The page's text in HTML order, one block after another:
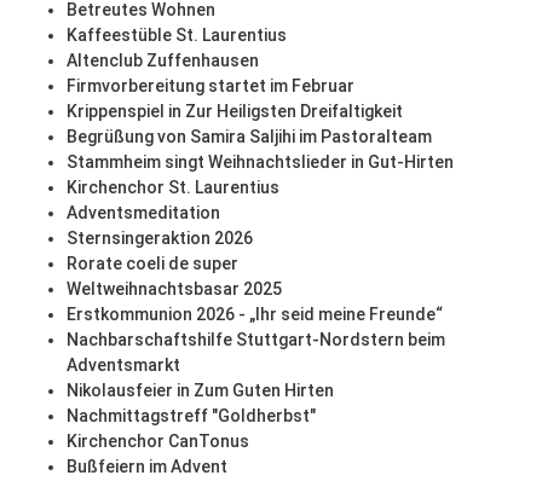
Betreutes Wohnen
Kaffeestüble St. Laurentius
Altenclub Zuffenhausen
Firmvorbereitung startet im Februar
Krippenspiel in Zur Heiligsten Dreifaltigkeit
Begrüßung von Samira Saljihi im Pastoralteam
Stammheim singt Weihnachtslieder in Gut-Hirten
Kirchenchor St. Laurentius
Adventsmeditation
Sternsingeraktion 2026
Rorate coeli de super
Weltweihnachtsbasar 2025
Erstkommunion 2026 - „Ihr seid meine Freunde“
Nachbarschaftshilfe Stuttgart-Nordstern beim
Adventsmarkt
Nikolausfeier in Zum Guten Hirten
Nachmittagstreff "Goldherbst"
Kirchenchor CanTonus
Bußfeiern im Advent